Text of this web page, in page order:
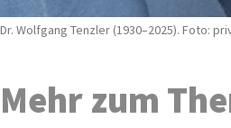
Dr. Wolfgang Tenzler (1930–2025). Foto:
Mehr zum